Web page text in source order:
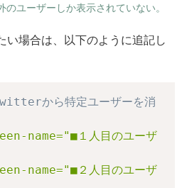
ユーザーしか表示されていない。
い場合は、以下のように追記し
から特定ユーザーを消
name="■１人目のユーザ
name="■２人目のユーザ